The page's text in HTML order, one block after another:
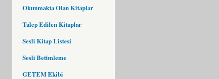
Okunmakta Olan Kitaplar
Talep Edilen Kitaplar
Sesli Kitap Listesi
Sesli Betimleme
GETEM Ekibi